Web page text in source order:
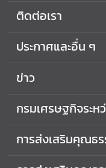
ร
แ
ะ
ว
ม
ติดต่อเรา
ประกาศและอื่น ๆ
ข่าว
กรมเศรษฐกิจระห
การส่งเสริมคุณธร